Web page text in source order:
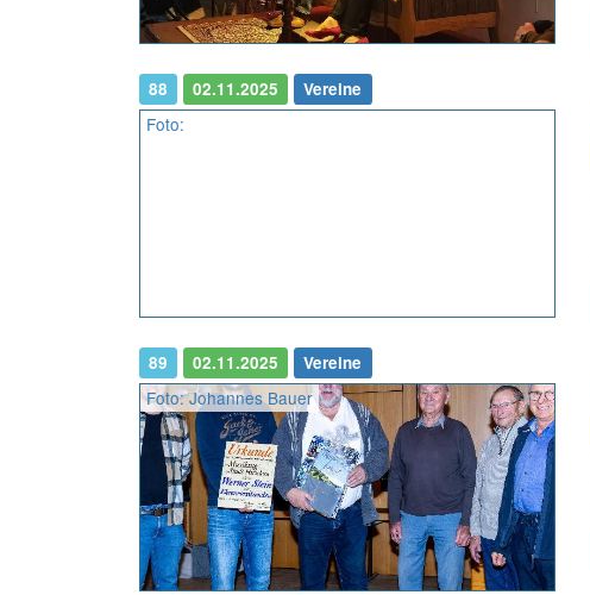
88 02.11.2025 Vereine
Foto:
89 02.11.2025 Vereine
Foto: Johannes Bauer